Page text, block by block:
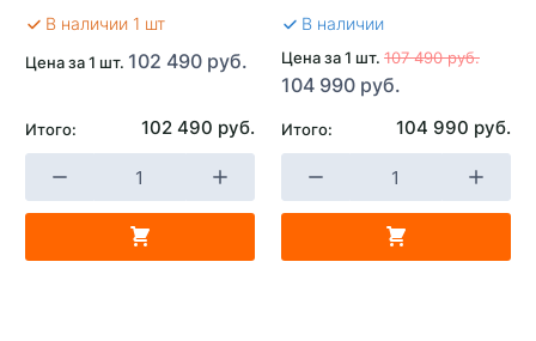
В наличии 1 шт
Цена за 1 шт. 102 490 руб.
Итого: 102 490 руб.
В наличии
Цена за 1 шт. 107 490 руб.
104 990 руб.
Итого: 104 990 руб.